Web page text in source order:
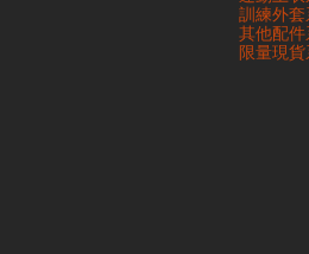
貨品品質 - 基於 S.F. Express /
本公司將保證貨品安全到達第三方手中。
有關貨品之遺失、損毀、誤投或運送延誤
訓練外套
其他配件
限量現貨